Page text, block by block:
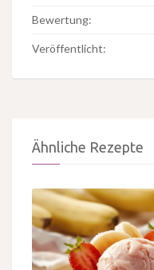
Bewertung:
Veröffentlicht:
Ähnliche Rezepte